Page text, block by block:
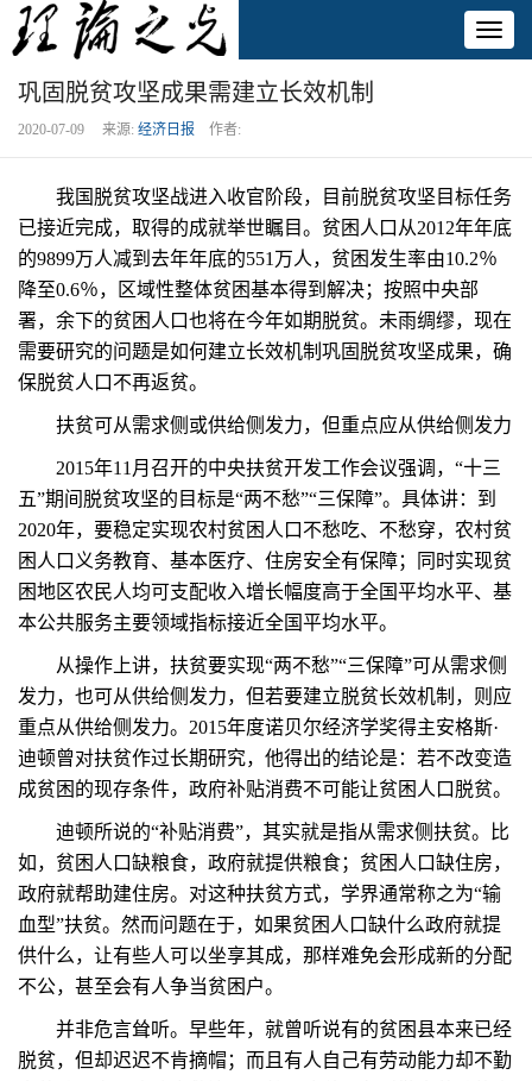
巩固脱贫攻坚成果需建立长效机制
2020-07-09 来源: 经济日报 作者:
我国脱贫攻坚战进入收官阶段，目前脱贫攻坚目标任务
已接近完成，取得的成就举世瞩目。贫困人口从2012年年底
的9899万人减到去年年底的551万人，贫困发生率由10.2％
降至0.6％，区域性整体贫困基本得到解决；按照中央部
署，余下的贫困人口也将在今年如期脱贫。未雨绸缪，现在
需要研究的问题是如何建立长效机制巩固脱贫攻坚成果，确
保脱贫人口不再返贫。
扶贫可从需求侧或供给侧发力，但重点应从供给侧发力
2015年11月召开的中央扶贫开发工作会议强调，“十三
五”期间脱贫攻坚的目标是“两不愁”“三保障”。具体讲：到
2020年，要稳定实现农村贫困人口不愁吃、不愁穿，农村贫
困人口义务教育、基本医疗、住房安全有保障；同时实现贫
困地区农民人均可支配收入增长幅度高于全国平均水平、基
本公共服务主要领域指标接近全国平均水平。
从操作上讲，扶贫要实现“两不愁”“三保障”可从需求侧
发力，也可从供给侧发力，但若要建立脱贫长效机制，则应
重点从供给侧发力。2015年度诺贝尔经济学奖得主安格斯·
迪顿曾对扶贫作过长期研究，他得出的结论是：若不改变造
成贫困的现存条件，政府补贴消费不可能让贫困人口脱贫。
迪顿所说的“补贴消费”，其实就是指从需求侧扶贫。比
如，贫困人口缺粮食，政府就提供粮食；贫困人口缺住房，
政府就帮助建住房。对这种扶贫方式，学界通常称之为“输
血型”扶贫。然而问题在于，如果贫困人口缺什么政府就提
供什么，让有些人可以坐享其成，那样难免会形成新的分配
不公，甚至会有人争当贫困户。
并非危言耸听。早些年，就曾听说有的贫困县本来已经
脱贫，但却迟迟不肯摘帽；而且有人自己有劳动能力却不勤